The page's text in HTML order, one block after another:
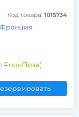
Код товара: 1015734
Франция
Рош-Позе)